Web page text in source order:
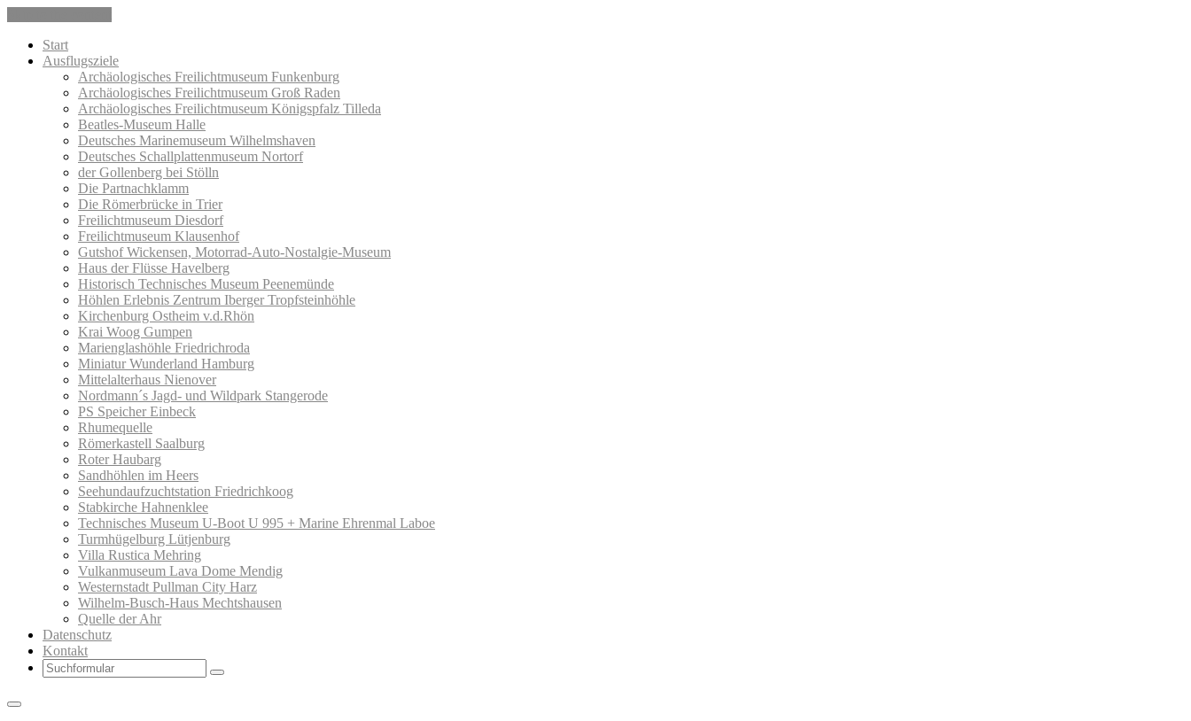
Start
Ausflugsziele
Archäologisches Freilichtmuseum Funkenburg
Archäologisches Freilichtmuseum Groß Raden
Archäologisches Freilichtmuseum Königspfalz Tilleda
Beatles-Museum Halle
Deutsches Marinemuseum Wilhelmshaven
Deutsches Schallplattenmuseum Nortorf
der Gollenberg bei Stölln
Die Partnachklamm
Die Römerbrücke in Trier
Freilichtmuseum Diesdorf
Freilichtmuseum Klausenhof
Gutshof Wickensen, Motorrad-Auto-Nostalgie-Museum
Haus der Flüsse Havelberg
Historisch Technisches Museum Peenemünde
Höhlen Erlebnis Zentrum Iberger Tropfsteinhöhle
Kirchenburg Ostheim v.d.Rhön
Krai Woog Gumpen
Marienglashöhle Friedrichroda
Miniatur Wunderland Hamburg
Mittelalterhaus Nienover
Nordmann´s Jagd- und Wildpark Stangerode
PS Speicher Einbeck
Rhumequelle
Römerkastell Saalburg
Roter Haubarg
Sandhöhlen im Heers
Seehundaufzuchtstation Friedrichkoog
Stabkirche Hahnenklee
Technisches Museum U-Boot U 995 + Marine Ehrenmal Laboe
Turmhügelburg Lütjenburg
Villa Rustica Mehring
Vulkanmuseum Lava Dome Mendig
Westernstadt Pullman City Harz
Wilhelm-Busch-Haus Mechtshausen
Quelle der Ahr
Datenschutz
Kontakt
Search